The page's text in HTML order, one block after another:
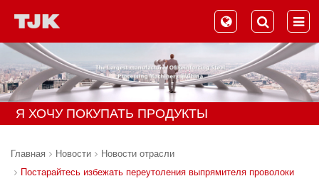
Я ХОЧУ ПОКУПАТЬ ПРОДУКТЫ
Главная Новости
Новости отрасли
Постарайтесь избежать переутоления выпрямителя проволоки